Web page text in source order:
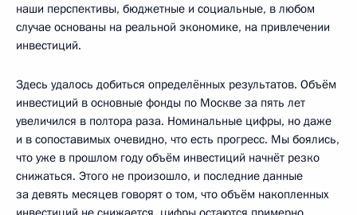
наши перспективы, бюджетные и социальные, в любом
случае основаны на реальной экономике, на привлечении
инвестиций.
Здесь удалось добиться определённых результатов. Объём
инвестиций в основные фонды по Москве за пять лет
увеличился в полтора раза. Номинальные цифры, но даже
и в сопоставимых очевидно, что есть прогресс. Мы боялись,
что уже в прошлом году объём инвестиций начнёт резко
снижаться. Этого не произошло, и последние данные
за девять месяцев говорят о том, что объём накопленных